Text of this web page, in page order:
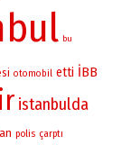
bu
otomobil etti İBB
istanbulda
polis çarptı